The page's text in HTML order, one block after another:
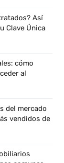
Así
Clave Única
cómo
al
del mercado
vendidos de